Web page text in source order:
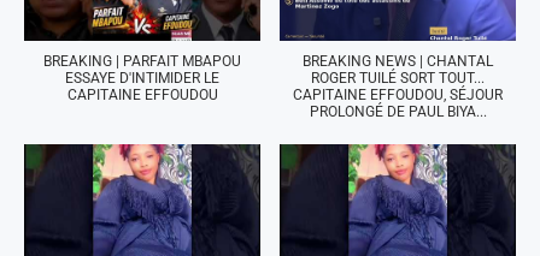
BREAKING | PARFAIT MBAPOU
ESSAYE D'INTIMIDER LE
CAPITAINE EFFOUDOU
BREAKING NEWS | CHANTAL
ROGER TUILÉ SORT TOUT...
CAPITAINE EFFOUDOU, SÉJOUR
PROLONGÉ DE PAUL BIYA...